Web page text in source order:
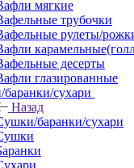
мягкие
трубочки
рулеты/
десерты
глазированные
сухари
Назад
баранки/сухари